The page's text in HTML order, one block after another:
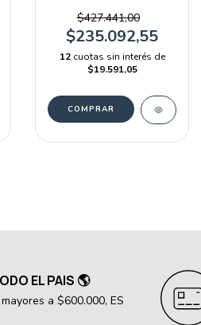
$427.441,00
$235.092,55
12 cuotas sin interés de
$19.591,05
COMPRAR
EL PAIS 🌎
a $600.000, ES